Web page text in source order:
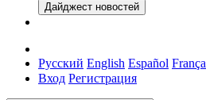
Дайджест новостей
Русский English Español
Вход Регистрация